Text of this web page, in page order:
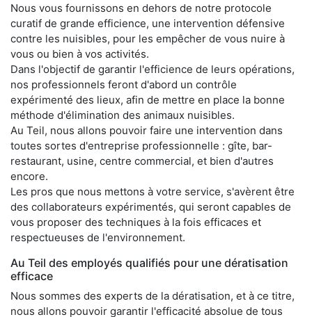
Nous vous fournissons en dehors de notre protocole
curatif de grande efficience, une intervention défensive
contre les nuisibles, pour les empêcher de vous nuire à
vous ou bien à vos activités.
Dans l'objectif de garantir l'efficience de leurs opérations,
nos professionnels feront d'abord un contrôle
expérimenté des lieux, afin de mettre en place la bonne
méthode d'élimination des animaux nuisibles.
Au Teil, nous allons pouvoir faire une intervention dans
toutes sortes d'entreprise professionnelle : gîte, bar-
restaurant, usine, centre commercial, et bien d'autres
encore.
Les pros que nous mettons à votre service, s'avèrent être
des collaborateurs expérimentés, qui seront capables de
vous proposer des techniques à la fois efficaces et
respectueuses de l'environnement.
Au Teil des employés qualifiés pour une dératisation
efficace
Nous sommes des experts de la dératisation, et à ce titre,
nous allons pouvoir garantir l'efficacité absolue de tous